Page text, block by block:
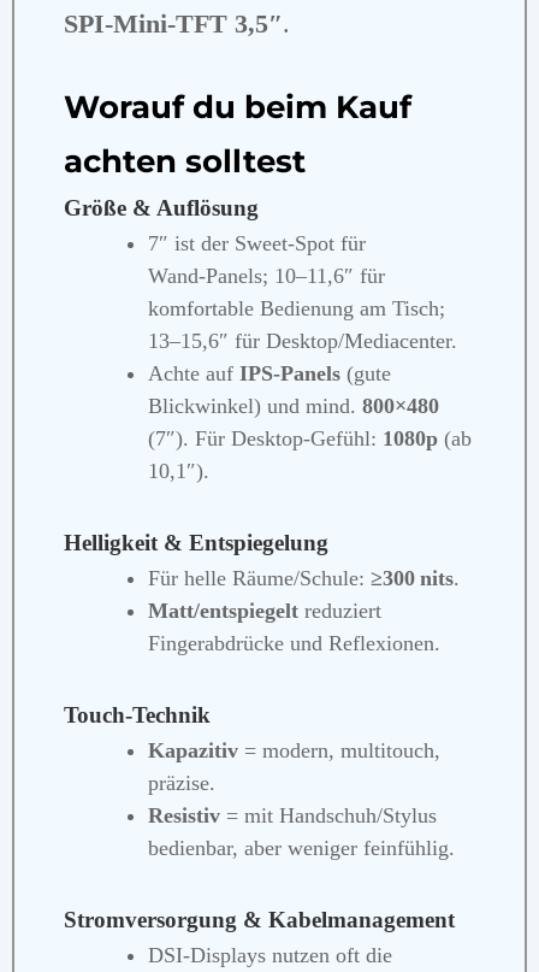
SPI‑Mini‑TFT 3,5″.
Worauf du beim Kauf
achten solltest
Größe & Auflösung
7″ ist der Sweet‑Spot für
Wand‑Panels; 10–11,6″ für
komfortable Bedienung am Tisch;
13–15,6″ für Desktop/Mediacenter.
Achte aufIPS‑Panels (gute
Blickwinkel) und mind.800×480
(7″). Für Desktop‑Gefühl: 1080p (ab
10,1″).
Helligkeit & Entspiegelung
Für helle Räume/Schule:≥300 nits.
Matt/entspiegelt reduziert
Fingerabdrücke und Reflexionen.
Touch‑Technik
Kapazitiv = modern, multitouch,
präzise.
Resistiv = mit Handschuh/Stylus
bedienbar, aber weniger feinfühlig.
Stromversorgung & Kabelmanagement
DSI‑Displays nutzen oft die